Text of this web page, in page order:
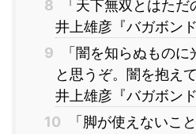
8
「天下無双とはた
井上雄彦『バガボンド
9
「闇を知らぬものに
と思うぞ。闇を抱え
井上雄彦『バガボンド
10
「脚が使えないこ